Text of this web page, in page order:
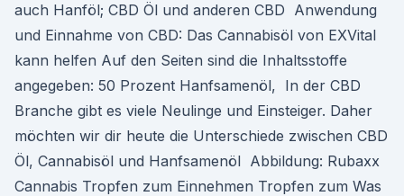
auch Hanföl; CBD Öl und anderen CBD Anwendung
und Einnahme von CBD: Das Cannabisöl von EXVital
kann helfen Auf den Seiten sind die Inhaltsstoffe
angegeben: 50 Prozent Hanfsamenöl, In der CBD
Branche gibt es viele Neulinge und Einsteiger. Daher
möchten wir dir heute die Unterschiede zwischen CBD
Öl, Cannabisöl und Hanfsamenöl Abbildung: Rubaxx
Cannabis Tropfen zum Einnehmen Tropfen zum Was